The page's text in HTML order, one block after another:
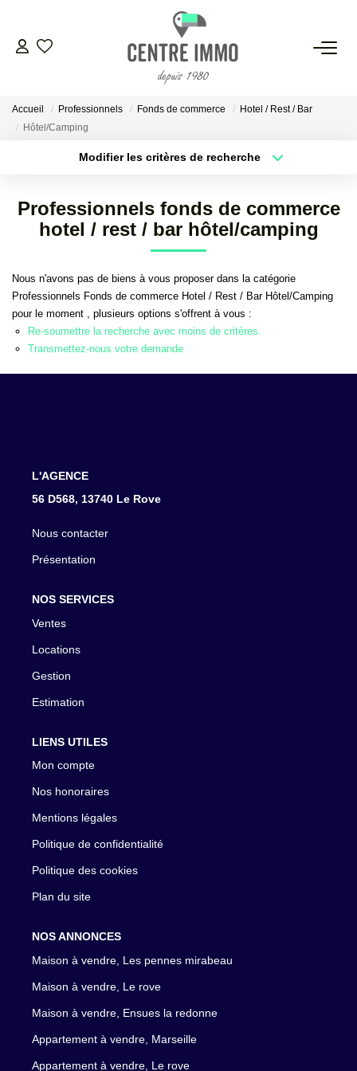
VENTES
ESTIMATION
NOS BIENS VENDUS
NOS AGENCES
Accueil Professionnels Fonds de commerce
Hotel / Rest / Bar
Hôtel/Camping
Modifier les critères de recherche
Surface min Budget max
Professionnels fonds de commerce
hotel / rest / bar hôtel/camping
Nous n'avons pas de biens à vous proposer dans la catégorie
Professionnels Fonds de commerce Hotel / Rest / Bar Hôtel/Camping
pour le moment , plusieurs options s'offrent à vous :
Re-soumettre la recherche avec moins de critères.
Transmettez-nous votre demande
L'AGENCE
56 D568, 13740 Le Rove
Nous contacter
Présentation
NOS SERVICES
Ventes
Locations
Gestion
Estimation
LIENS UTILES
Mon compte
Nos honoraires
Mentions légales
Politique de confidentialité
Politique des cookies
Plan du site
NOS ANNONCES
Maison à vendre, Les pennes mirabeau
Maison à vendre, Le rove
Maison à vendre, Ensues la redonne
Appartement à vendre, Marseille
Appartement à vendre, Le rove